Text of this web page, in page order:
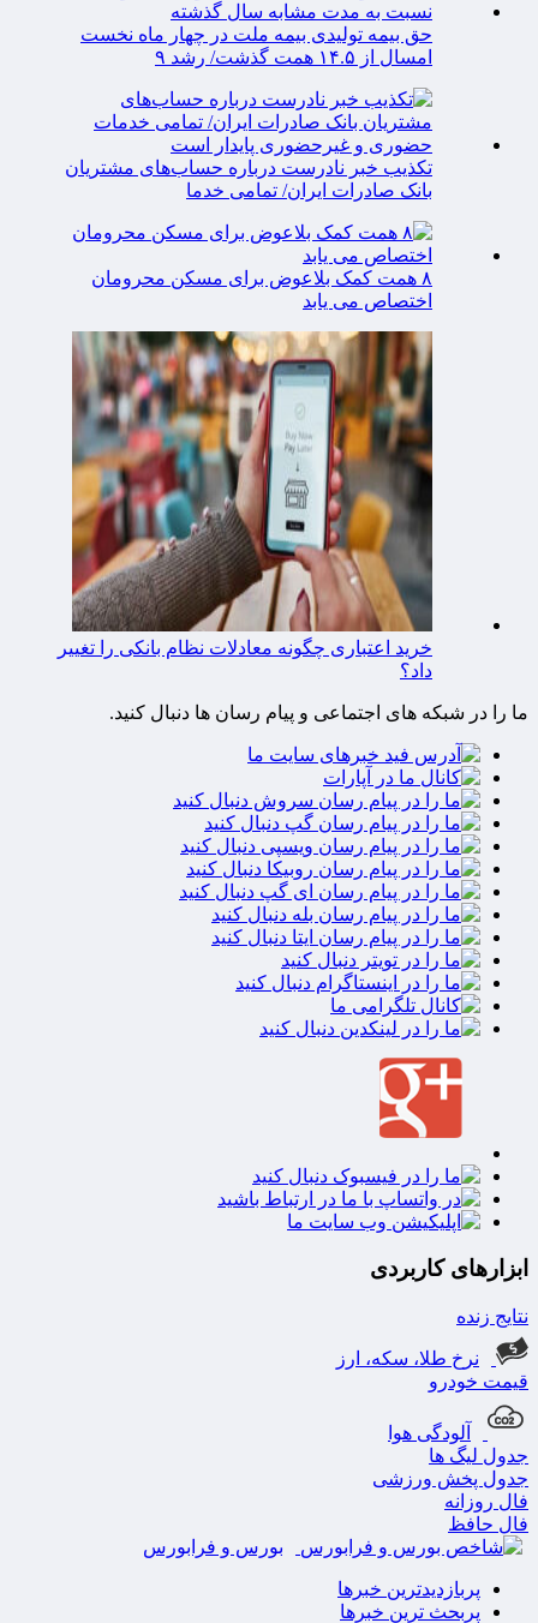
حق بیمه تولیدی بیمه ملت در چهار ماه نخست
امسال از ۱۴.۵ همت گذشت/ رشد ۹
تکذیب خبر نادرست درباره حساب‌های مشتریان
بانک صادرات ایران/ تمامی خدما
۸ همت کمک بلاعوض برای مسکن محرومان
اختصاص می یابد
خرید اعتباری چگونه معادلات نظام بانکی را تغییر
داد؟
ما را در شبکه های اجتماعی و پیام رسان ها دنبال کنید.
ابزارهای کاربردی
نتایج زنده
نرخ طلا، سکه، ارز
قیمت خودرو
آلودگی هوا
جدول لیگ ها
جدول پخش ورزشی
فال روزانه
فال حافظ
بورس و فرابورس
پربازدیدترین خبرها
پربحث ترین خبرها